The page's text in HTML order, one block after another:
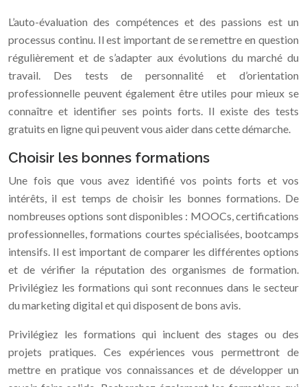
L’auto-évaluation des compétences et des passions est un
processus continu. Il est important de se remettre en question
régulièrement et de s’adapter aux évolutions du marché du
travail. Des tests de personnalité et d’orientation
professionnelle peuvent également être utiles pour mieux se
connaître et identifier ses points forts. Il existe des tests
gratuits en ligne qui peuvent vous aider dans cette démarche.
Choisir les bonnes formations
Une fois que vous avez identifié vos points forts et vos
intérêts, il est temps de choisir les bonnes formations. De
nombreuses options sont disponibles : MOOCs, certifications
professionnelles, formations courtes spécialisées, bootcamps
intensifs. Il est important de comparer les différentes options
et de vérifier la réputation des organismes de formation.
Privilégiez les formations qui sont reconnues dans le secteur
du marketing digital et qui disposent de bons avis.
Privilégiez les formations qui incluent des stages ou des
projets pratiques. Ces expériences vous permettront de
mettre en pratique vos connaissances et de développer un